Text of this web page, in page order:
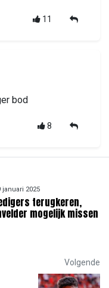
11
bod
8
januari 2025
terugkeren,
mogelijk missen
Volgende